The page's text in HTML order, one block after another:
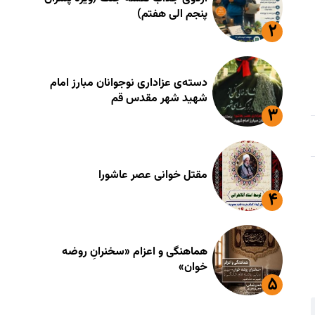
پنجم الی هفتم)
دسته‌ی عزاداری نوجوانان مبارز امام
شهید شهر مقدس قم
مقتل خوانی عصر عاشورا
هماهنگی و اعزام «سخنرانِ روضه
خوان»